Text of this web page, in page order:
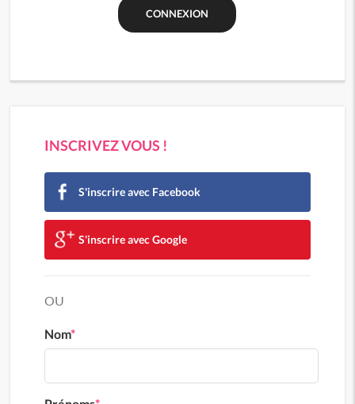
INSCRIVEZ VOUS !
S'inscrire avec Facebook
S'inscrire avec Google
OU
Nom*